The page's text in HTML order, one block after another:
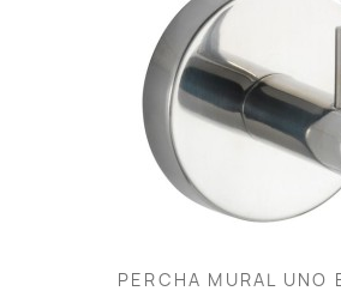
PERCHA MURAL UNO